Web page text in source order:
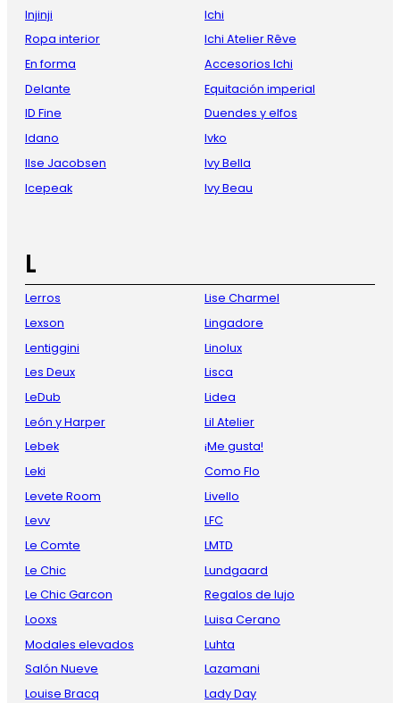
Injinji
Ropa interior
En forma
Delante
ID Fine
Idano
Ilse Jacobsen
Icepeak
Ichi
Ichi Atelier Rêve
Accesorios Ichi
Equitación imperial
Duendes y elfos
Ivko
Ivy Bella
Ivy Beau
L
Lerros
Lexson
Lentiggini
Les Deux
LeDub
León y Harper
Lebek
Leki
Levete Room
Levv
Le Comte
Le Chic
Le Chic Garcon
Looxs
Modales elevados
Salón Nueve
Louise Bracq
Lise Charmel
Lingadore
Linolux
Lisca
Lidea
Lil Atelier
¡Me gusta!
Como Flo
Livello
LFC
LMTD
Lundgaard
Regalos de lujo
Luisa Cerano
Luhta
Lazamani
Lady Day